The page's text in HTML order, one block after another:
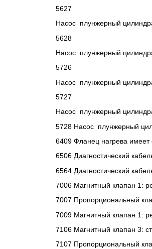
5627
Насос плунжерный
5628
Насос плунжерный
5726
Насос плунжерный
5727
Насос плунжерный
5728 Насос плунжерный
6409 Фланец нагрева имеет
6506 Диагностический
6564 Диагностический
7006 Магнитный клапан 1:
7007 Пропорциональный
7009 Магнитный клапан 1:
7106 Магнитный клапан 3:
7107 Пропорциональный